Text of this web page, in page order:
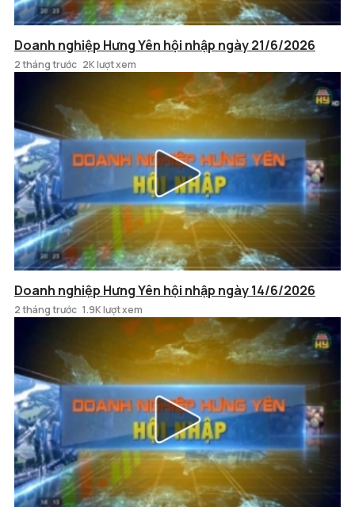
Doanh nghiệp Hưng Yên hội nhập ngày 21/6/2026
2 tháng trước 2K lượt xem
Doanh nghiệp Hưng Yên hội nhập ngày 14/6/2026
2 tháng trước 1.9K lượt xem